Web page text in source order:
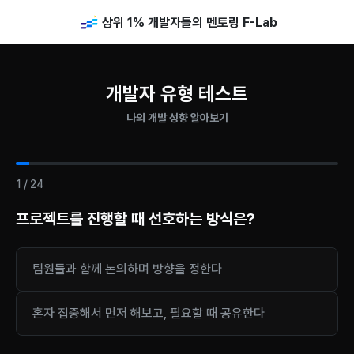
상위 1% 개발자들의 멘토링 F-Lab
개발자 유형 테스트
나의 개발 성향 알아보기
1 / 24
프로젝트를 진행할 때 선호하는 방식은?
팀원들과 함께 논의하며 방향을 정한다
혼자 집중해서 먼저 해보고, 필요할 때 공유한다